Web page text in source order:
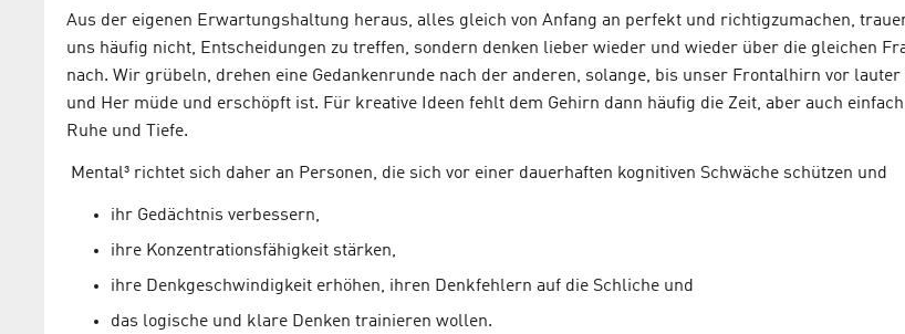
Aus der eigenen Erwartungshaltung heraus, alles gleich von Anfang an perfekt und richtigzumachen,
uns häufig nicht, Entscheidungen zu treffen, sondern denken lieber wieder und wieder über die gleichen
nach. Wir grübeln, drehen eine Gedankenrunde nach der anderen, solange, bis unser Frontalhirn vor lauter
und Her müde und erschöpft ist. Für kreative Ideen fehlt dem Gehirn dann häufig die Zeit, aber auch
Ruhe und Tiefe.
Mental³ richtet sich daher an Personen, die sich vor einer dauerhaften kognitiven Schwäche schützen und
ihr Gedächtnis verbessern,
ihre Konzentrationsfähigkeit stärken,
ihre Denkgeschwindigkeit erhöhen, ihren Denkfehlern auf die Schliche und
das logische und klare Denken trainieren wollen.